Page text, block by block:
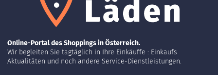
Online-Portal des Shoppings in Österreich.
Wir begleiten Sie tagtäglich in Ihre Einkäuffe : Einkaufs
Aktualitäten und noch andere Service-Dienstleistungen.